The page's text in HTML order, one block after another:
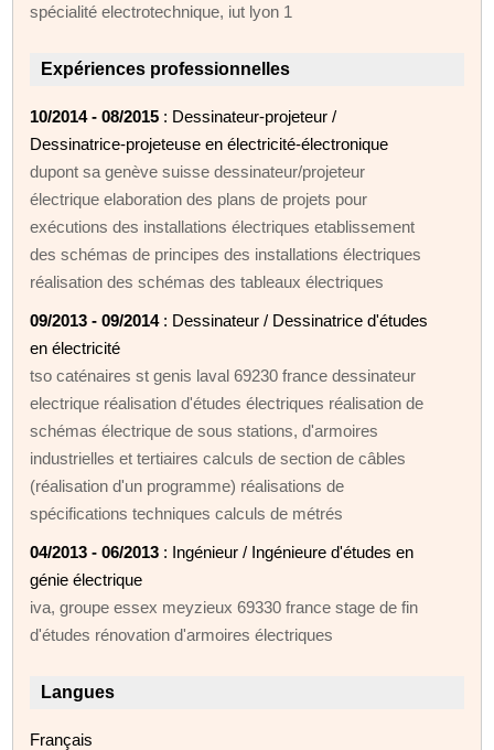
spécialité electrotechnique, iut lyon 1
Expériences professionnelles
10/2014 - 08/2015 : Dessinateur-projeteur /
Dessinatrice-projeteuse en électricité-électronique
dupont sa genève suisse dessinateur/projeteur
électrique elaboration des plans de projets pour
exécutions des installations électriques etablissement
des schémas de principes des installations électriques
réalisation des schémas des tableaux électriques
09/2013 - 09/2014: Dessinateur / Dessinatrice d'études
en électricité
tso caténaires st genis laval 69230 france dessinateur
electrique réalisation d'études électriques réalisation de
schémas électrique de sous stations, d'armoires
industrielles et tertiaires calculs de section de câbles
(réalisation d'un programme) réalisations de
spécifications techniques calculs de métrés
04/2013 - 06/2013 : Ingénieur / Ingénieure d'études en
génie électrique
iva, groupe essex meyzieux 69330 france stage de fin
d'études rénovation d'armoires électriques
Langues
Français